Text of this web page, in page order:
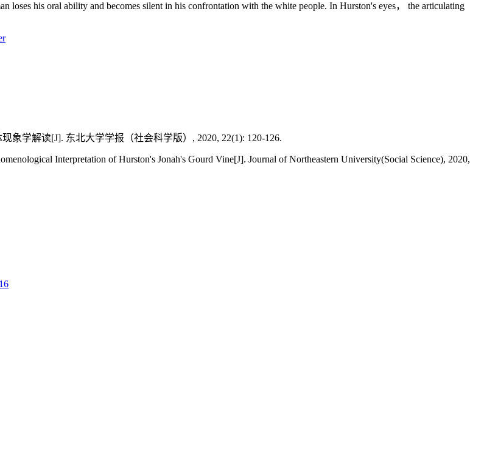
loses his oral ability and becomes silent in his confrontation with the white people. In Hurston's eyes， the articulating
学解读[J]. 东北大学学报（社会科学版）, 2020, 22(1): 120-126.
Interpretation of Hurston's Jonah's Gourd Vine[J]. Journal of Northeastern University(Social Science), 2020,